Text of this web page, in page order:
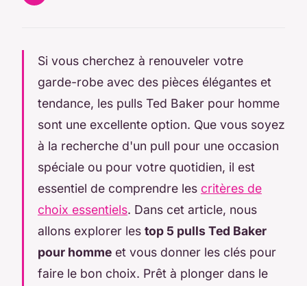
Si vous cherchez à renouveler votre
garde-robe avec des pièces élégantes et
tendance, les pulls Ted Baker pour homme
sont une excellente option. Que vous soyez
à la recherche d'un pull pour une occasion
spéciale ou pour votre quotidien, il est
essentiel de comprendre les critères de
choix essentiels. Dans cet article, nous
allons explorer les top 5 pulls Ted Baker
pour homme et vous donner les clés pour
faire le bon choix. Prêt à plonger dans le